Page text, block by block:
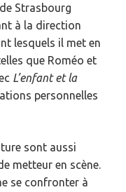
Strasbourg
à la direction
lesquels il met en
que Roméo et
L’enfant et la
personnelles
sont aussi
metteur en scène.
se confronter à